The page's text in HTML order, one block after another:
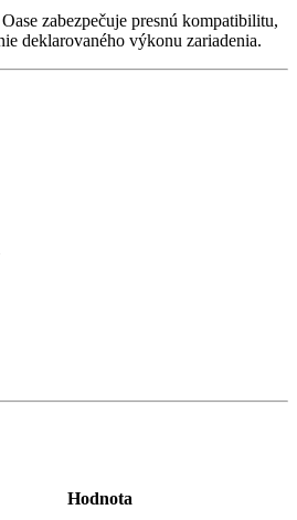
zabezpečuje presnú kompatibilitu,
deklarovaného výkonu zariadenia.
Hodnota